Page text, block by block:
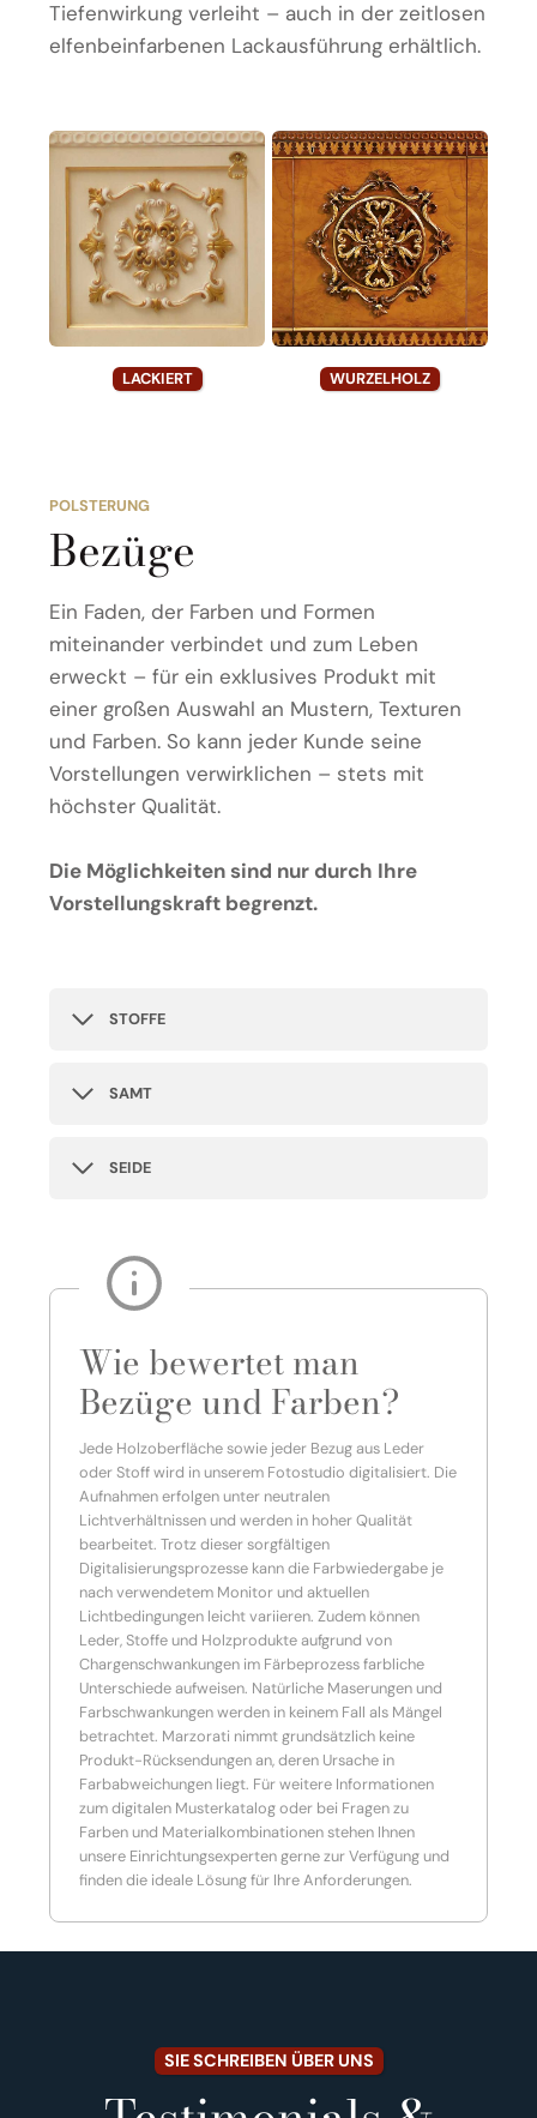
Tiefenwirkung verleiht – auch in der zeitlosen
elfenbeinfarbenen Lackausführung erhältlich.
LACKIERT WURZELHOLZ
POLSTERUNG
Bezüge
Ein Faden, der Farben und Formen
miteinander verbindet und zum Leben
erweckt – für ein exklusives Produkt mit
einer großen Auswahl an Mustern, Texturen
und Farben. So kann jeder Kunde seine
Vorstellungen verwirklichen – stets mit
höchster Qualität.
Die Möglichkeiten sind nur durch Ihre
Vorstellungskraft begrenzt.
STOFFE
SAMT
SEIDE
Wie bewertet man
Bezüge und Farben?
Jede Holzoberfläche sowie jeder Bezug aus Leder
oder Stoff wird in unserem Fotostudio digitalisiert. Die
Aufnahmen erfolgen unter neutralen
Lichtverhältnissen und werden in hoher Qualität
bearbeitet. Trotz dieser sorgfältigen
Digitalisierungsprozesse kann die Farbwiedergabe je
nach verwendetem Monitor und aktuellen
Lichtbedingungen leicht variieren. Zudem können
Leder, Stoffe und Holzprodukte aufgrund von
Chargenschwankungen im Färbeprozess farbliche
Unterschiede aufweisen. Natürliche Maserungen und
Farbschwankungen werden in keinem Fall als Mängel
betrachtet. Marzorati nimmt grundsätzlich keine
Produkt-Rücksendungen an, deren Ursache in
Farbabweichungen liegt. Für weitere Informationen
zum digitalen Musterkatalog oder bei Fragen zu
Farben und Materialkombinationen stehen Ihnen
unsere Einrichtungsexperten gerne zur Verfügung und
finden die ideale Lösung für Ihre Anforderungen.
SIE SCHREIBEN ÜBER UNS